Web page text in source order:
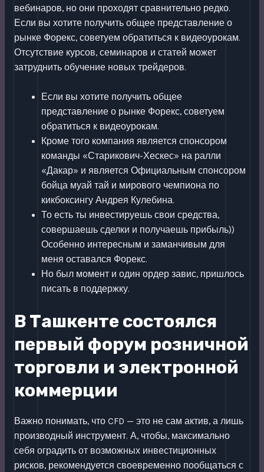
вебинаров, но они проходят сравнительно редко.
Если вы хотите получить общее представление о
рынке Форекс, советуем обратиться к видеоурокам.
Отсутствие курсов, семинаров и статей может
затруднить обучение новых трейдеров.
Если вы хотите получить общее
представление о рынке Форекс, советуем
обратиться к видеоурокам.
Кроме того компания является спонсором
команды «Старикович-Хескес» на ралли
«Дакар» и является Официальным спонсором
бойца муай тай и мирового чемпиона по
кикбоксингу Андрея Кулебина.
То есть ты инвестируешь свои средства,
совершаешь сделки и получаешь прибыль))
Особенно интересным и заманчивым для
меня оставался Форекс.
Но был момент и один ордер завис, пришлось
писать в поддержку.
В Ташкенте состоялся
первый форум розничной
торговли и электронной
коммерции
Важно понимать, что CFD — это не сам актив, а лишь
производный инструмент. А, чтобы, максимально
себя оградить от возможных инвестиционных
рисков, рекомендуется своевременно пообщаться с